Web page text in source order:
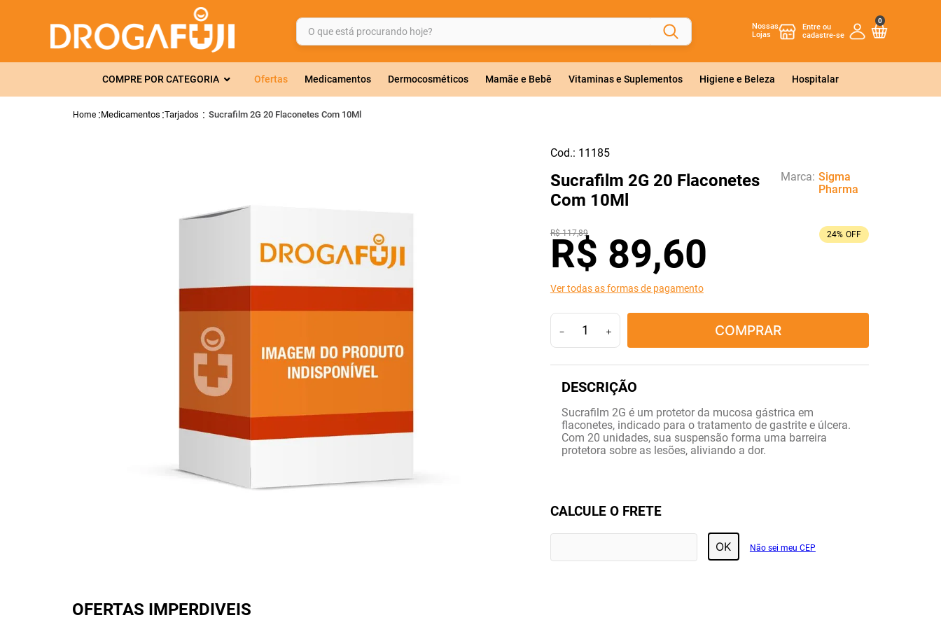
O que está procurando hoje?
Nossas
Lojas
0
COMPRE POR CATEGORIA Ofertas Medicamentos Dermocosméticos Mamãe e Bebê Vitaminas e Suplementos Higiene e Beleza Hospitalar
Medicamentos Tarjados Sucrafilm 2G 20 Flaconetes Com 10Ml
Cod.: 11185
Sucrafilm 2G 20 Flaconetes
Com 10Ml
Marca: Sigma
Pharma
R$ 117,89
R$ 89,60 24% OFF
Ver todas as formas de pagamento
＋
－ COMPRAR
Sucrafilm 2G é um protetor da mucosa gástrica em
flaconetes, indicado para o tratamento de gastrite e úlcera.
Com 20 unidades, sua suspensão forma uma barreira
protetora sobre as lesões, aliviando a dor.
CALCULE O FRETE
OK Não sei meu CEP
OFERTAS IMPERDIVEIS
TERMOS MAIS BUSCADOS
2º
gelmax
6º
tadalafila
9º
lola
10º fraldas geriátricas